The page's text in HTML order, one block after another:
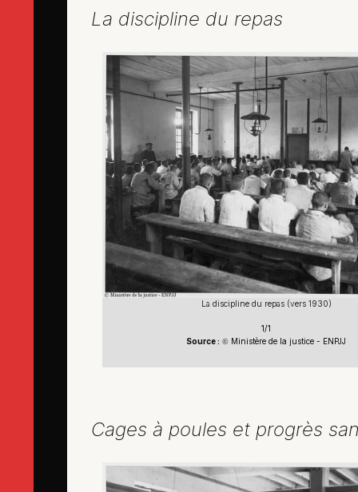
La discipline du repas
La discipline du repas (vers 1930)
1/1
Source : © Ministère de la justice - ENPJJ
Cages à poules et progrès